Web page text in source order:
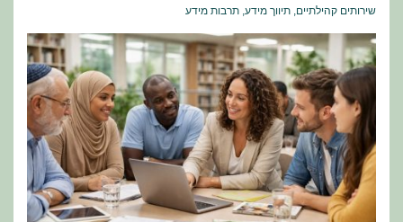
שירותים קהילתיים, תיווך מידע, תרבות מידע